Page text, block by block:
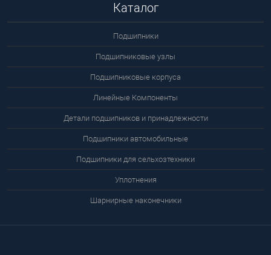
Каталог
Подшипники
Подшипниковые узлы
Подшипниковые корпуса
Линейные Компоненты
Детали подшипников и принадлежности
Подшипники автомобильные
Подшипники для сельхозтехники
Уплотнения
Шарнирные наконечники